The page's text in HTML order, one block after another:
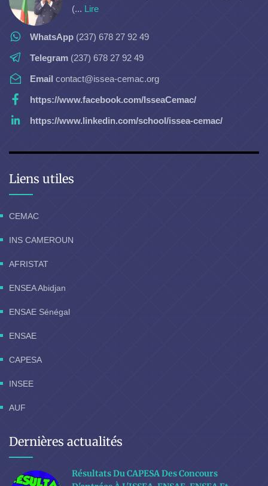
(... Lire
WhatsApp (237) 678 27 92 49
Telegram (237) 678 27 92 49
Email contact@issea-cemac.org
https://www.facebook.com/IsseaCemac/
https://www.linkedin.com/school/issea-cemac/
Liens utiles
CEMAC
INS CAMEROUN
AFRISTAT
ENSEA Abidjan
ENSAE Sénégal
ENSAE
CAPESA
INSEE
AUF
Dernières actualités
Résultats Du CAPESA Des Concours